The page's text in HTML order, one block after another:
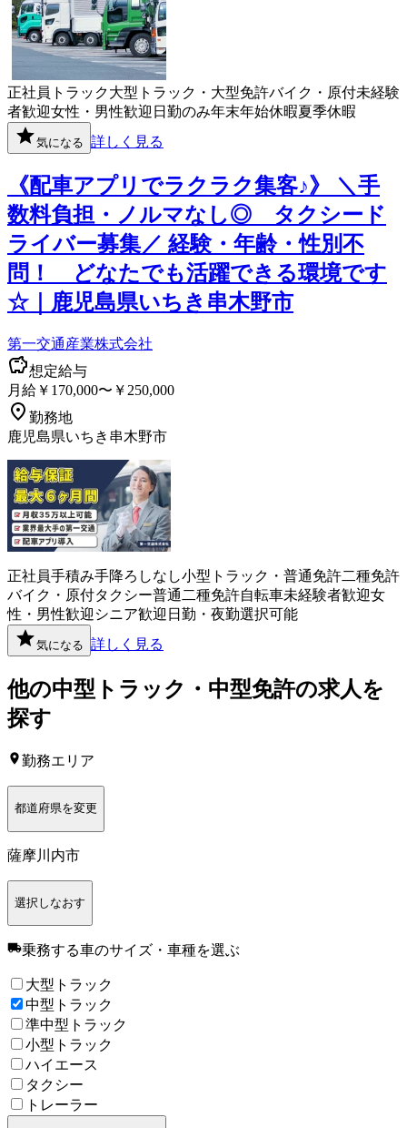
正社員 トラック大型トラック・大型免許バイク・原付未経験
者歓迎女性・男性歓迎 日勤のみ年末年始休暇夏季休暇
気になる 詳しく見る
《配車アプリでラクラク集客♪》 ＼手
数料負担・ノルマなし◎ タクシード
ライバー募集／ 経験・年齢・性別不
問！ どなたでも活躍できる環境です
☆｜鹿児島県いちき串木野市
第一交通産業株式会社
想定給与
月給￥170,000〜￥250,000
勤務地
鹿児島県いちき串木野市
正社員手積み手降ろしなし小型トラック・普通免許二種免許
バイク・原付タクシー普通二種免許自転車未経験者歓迎女
性・男性歓迎 シニア歓迎 日勤・夜勤選択可能
気になる 詳しく見る
他の中型トラック・中型免許の求人を
探す
勤務エリア
都道府県を変更
薩摩川内市
選択しなおす
乗務する車のサイズ・車種を選ぶ
大型トラック
中型トラック
準中型トラック
小型トラック
ハイエース
タクシー
トレーラー